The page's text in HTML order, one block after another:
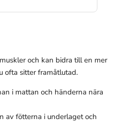
och kan bidra till en mer
ofta sitter framåtlutad.
i mattan och händerna nära
av fötterna i underlaget och